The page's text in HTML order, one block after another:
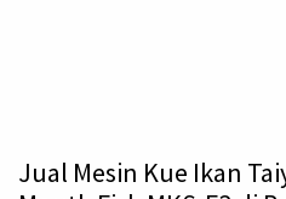
Jual Mesin Kue Ikan